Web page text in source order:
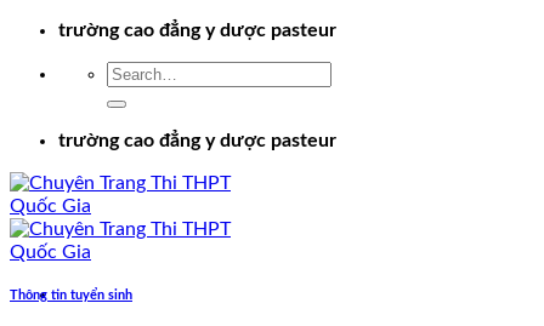
Chuyểntrường cao đẳng y dược pasteur
trường cao đẳng y dược pasteur
Thông tin tuyển sinh